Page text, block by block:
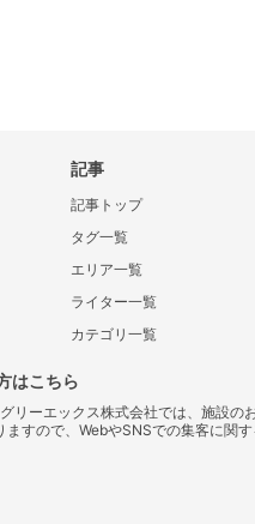
記事
記事トップ
タグ一覧
エリア一覧
ライター一覧
カテゴリ一覧
はこちら
リーエックス株式会社では、施設
すので、WebやSNSでの集客に関